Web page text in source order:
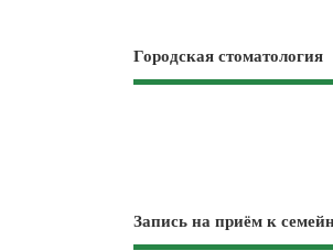
Городская стоматология
Запись на приём к